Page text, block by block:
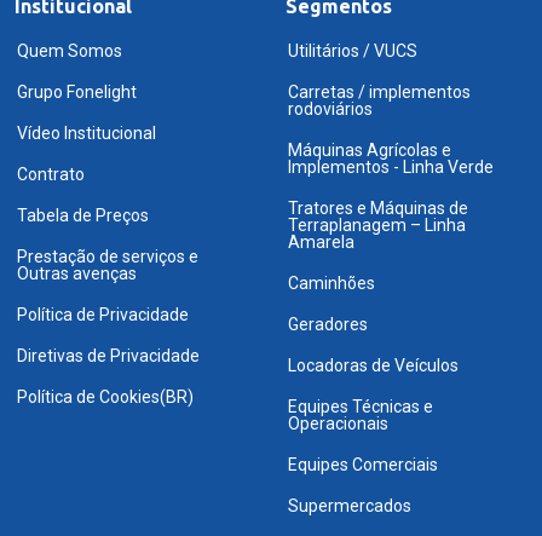
Institucional
Quem Somos
Grupo Fonelight
Vídeo Institucional
Contrato
Tabela de Preços
Prestação de serviços e
Outras avenças
Política de Privacidade
Diretivas de Privacidade
Política de Cookies(BR)
Segmentos
Utilitários / VUCS
Carretas / implementos
rodoviários
Máquinas Agrícolas e
Implementos - Linha Verde
Tratores e Máquinas de
Terraplanagem – Linha
Amarela
Caminhões
Geradores
Locadoras de Veículos
Equipes Técnicas e
Operacionais
Equipes Comerciais
Supermercados